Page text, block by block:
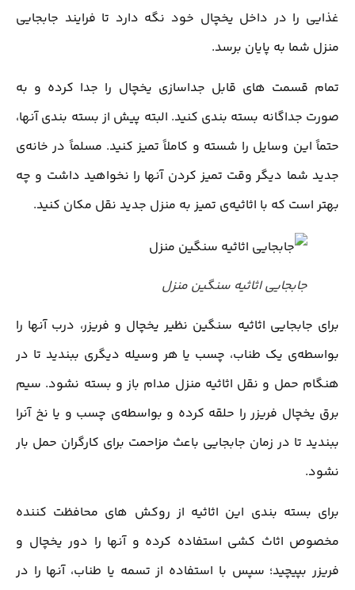
غذایی را در داخل یخچال خود نگه دارد تا فرایند جابجایی
منزل شما به پایان برسد.
تمام قسمت های قابل جداسازی یخچال را جدا کرده و به
صورت جداگانه بسته بندی کنید. البته پیش از بسته بندی آنها،
حتماً این وسایل را شسته و کاملاً تمیز کنید. مسلماً در خانه‌ی
جدید شما دیگر وقت تمیز کردن آنها را نخواهید داشت و چه
بهتر است که با اثاثیه‌ی تمیز به منزل جدید نقل مکان کنید.
جابجایی اثاثیه سنگین منزل
برای جابجایی اثاثیه سنگین نظیر یخچال و فریزر، درب آنها را
بواسطه‌ی یک طناب، چسب یا هر وسیله دیگری ببندید تا در
هنگام حمل و نقل اثاثیه منزل مدام باز و بسته نشود. سیم
برق یخچال فریزر را حلقه کرده و بواسطه‌ی چسب و یا نخ آنرا
ببندید تا در زمان جابجایی باعث مزاحمت برای کارگران حمل بار
نشود.
برای بسته بندی این اثاثیه از روکش های محافظت کننده
مخصوص اثاث کشی استفاده کرده و آنها را دور یخچال و
فریزر بپیچید؛ سپس با استفاده از تسمه یا طناب، آنها را در